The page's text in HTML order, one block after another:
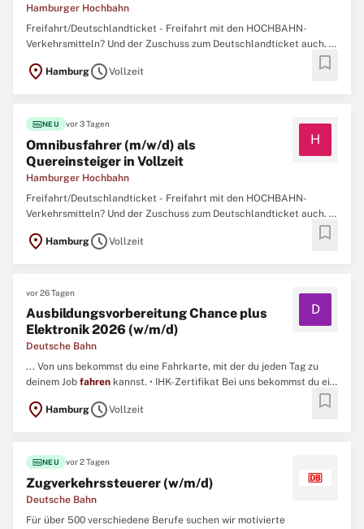
Hamburger Hochbahn
Freifahrt/Deutschlandticket - Freifahrt mit den HOCHBAHN-
Verkehrsmitteln? Und der Zuschuss zum Deutschlandticket auch. ~
einer betrieblichen Altersvorsorge - und wir steuern als
location_on HamburgscheduleVollzeit bookmark
fiber_newNEU vor 3 Tagen
Omnibusfahrer (m/w/d) als
Quereinsteiger in Vollzeit
Hamburger Hochbahn
H
Freifahrt/Deutschlandticket - Freifahrt mit den HOCHBAHN-
Verkehrsmitteln? Und der Zuschuss zum Deutschlandticket auch. ~
einer betrieblichen Altersvorsorge - und wir steuern als
location_on HamburgscheduleVollzeit bookmark
vor 26 Tagen
Ausbildungsvorbereitung Chance plus
Elektronik 2026 (w/m/d)
Deutsche Bahn
D
... Von uns bekommst du eine Fahrkarte, mit der du jeden Tag zu
deinem Job fahren kannst. • IHK-Zertifikat Bei uns bekommst du ein
Ausbildungsplatz. Du kannst aber auch direkt einsteigen. Hinweise
location_on HamburgscheduleVollzeit bookmark
fiber_newNEU vor 2 Tagen
Zugverkehrssteuerer (w/m/d)
Deutsche Bahn
Für über 500 verschiedene Berufe suchen wir motivierte